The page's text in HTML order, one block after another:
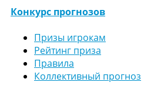
Конкурс прогнозов
Призы игрокам
Рейтинг приза
Правила
Коллективный прогноз